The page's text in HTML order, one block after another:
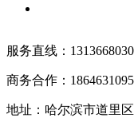
服务直线：
商务合作：
地址：哈尔滨市道里